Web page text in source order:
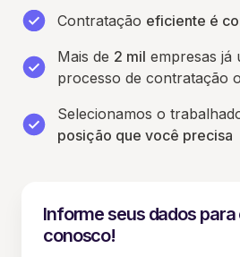
Contratação eficiente é
Mais de 2 mil empresas já
processo de contratação
Selecionamos o
posição que você precisa
Informe seus dados
conosco!